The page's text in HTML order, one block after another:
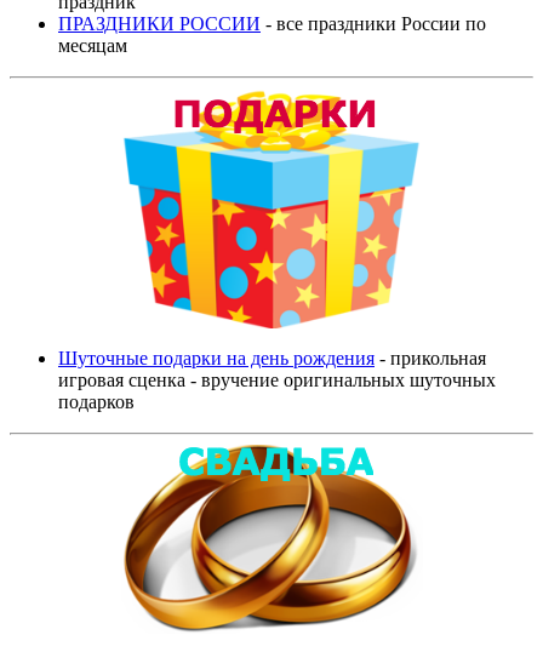
ПРАЗДНИКИ РОССИИ - все праздники России по
месяцам
Шуточные подарки на день рождения - прикольная
игровая сценка - вручение оригинальных шуточных
подарков